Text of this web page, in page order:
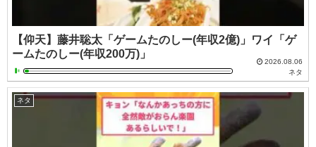
【仰天】藤井聡太「ゲームたのしー(年収2億)」ワイ「ゲ
ームたのしー(年収200万)」
2026.08.06
ネタ
ネタ